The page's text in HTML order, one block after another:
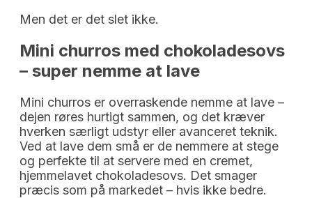
Men det er det slet ikke.
Mini churros med chokoladesovs
– super nemme at lave
Mini churros er overraskende nemme at lave –
dejen røres hurtigt sammen, og det kræver
hverken særligt udstyr eller avanceret teknik.
Ved at lave dem små er de nemmere at stege
og perfekte til at servere med en cremet,
hjemmelavet chokoladesovs. Det smager
præcis som på markedet – hvis ikke bedre.